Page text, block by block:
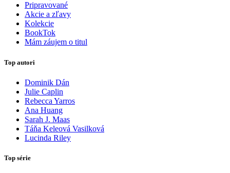
Pripravované
Akcie a zľavy
Kolekcie
BookTok
Mám záujem o titul
Top autori
Dominik Dán
Julie Caplin
Rebecca Yarros
Ana Huang
Sarah J. Maas
Táňa Keleová Vasilková
Lucinda Riley
Top série